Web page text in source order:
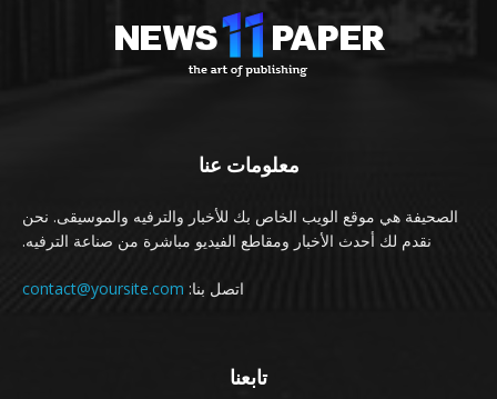
معلومات عنا
الصحيفة هي موقع الويب الخاص بك للأخبار والترفيه والموسيقى. نحن
نقدم لك أحدث الأخبار ومقاطع الفيديو مباشرة من صناعة الترفيه.
اتصل بنا: contact@yoursite.com
تابعنا